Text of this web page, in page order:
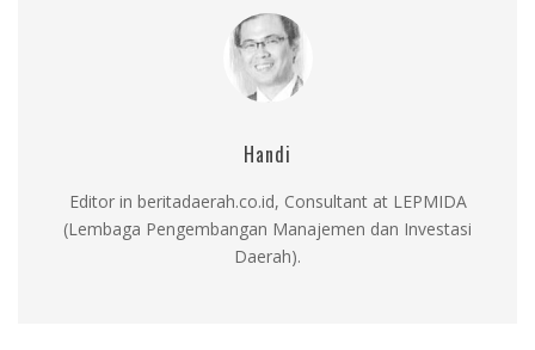
Handi
Editor in beritadaerah.co.id, Consultant at LEPMIDA
(Lembaga Pengembangan Manajemen dan Investasi
Daerah).